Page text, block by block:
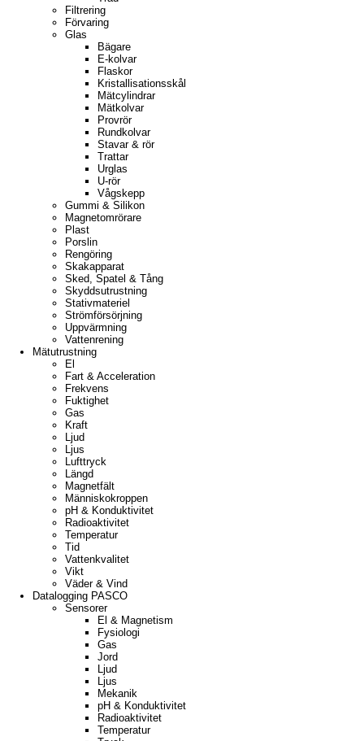
Filtrering
Förvaring
Glas
Bägare
E-kolvar
Flaskor
Kristallisationsskål
Mätcylindrar
Mätkolvar
Provrör
Rundkolvar
Stavar & rör
Trattar
Urglas
U-rör
Vågskepp
Gummi & Silikon
Magnetomrörare
Plast
Porslin
Rengöring
Skakapparat
Sked, Spatel & Tång
Skyddsutrustning
Stativmateriel
Strömförsörjning
Uppvärmning
Vattenrening
Mätutrustning
El
Fart & Acceleration
Frekvens
Fuktighet
Gas
Kraft
Ljud
Ljus
Lufttryck
Längd
Magnetfält
Människokroppen
pH & Konduktivitet
Radioaktivitet
Temperatur
Tid
Vattenkvalitet
Vikt
Väder & Vind
Datalogging PASCO
Sensorer
El & Magnetism
Fysiologi
Gas
Jord
Ljud
Ljus
Mekanik
pH & Konduktivitet
Radioaktivitet
Temperatur